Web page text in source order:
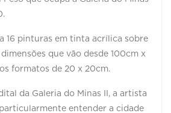
16 pinturas em tinta acrílica sobre
que vão desde 100cm x
formatos de 20 x 20cm.
da Galeria do Minas II, a artista
entender a cidade